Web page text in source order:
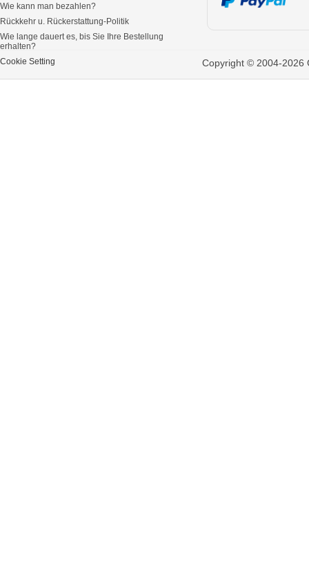
Wie kann man bezahlen?
Rückkehr u. Rückerstattung-Politik
Wie lange dauert es, bis Sie Ihre Bestellung
erhalten?
Cookie Setting
Copyright © 2004-2026